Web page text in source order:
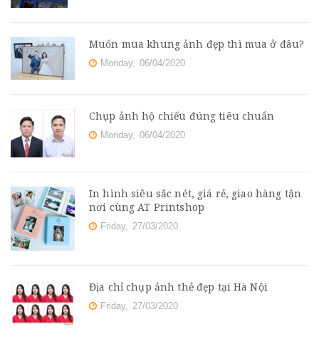
Muốn mua khung ảnh đẹp thì mua ở đâu?
Monday, 06/04/2020
Chụp ảnh hộ chiếu đúng tiêu chuẩn
Monday, 06/04/2020
In hình siêu sắc nét, giá rẻ, giao hàng tận
nơi cùng AT Printshop
Friday, 27/03/2020
Địa chỉ chụp ảnh thẻ đẹp tại Hà Nội
Friday, 27/03/2020